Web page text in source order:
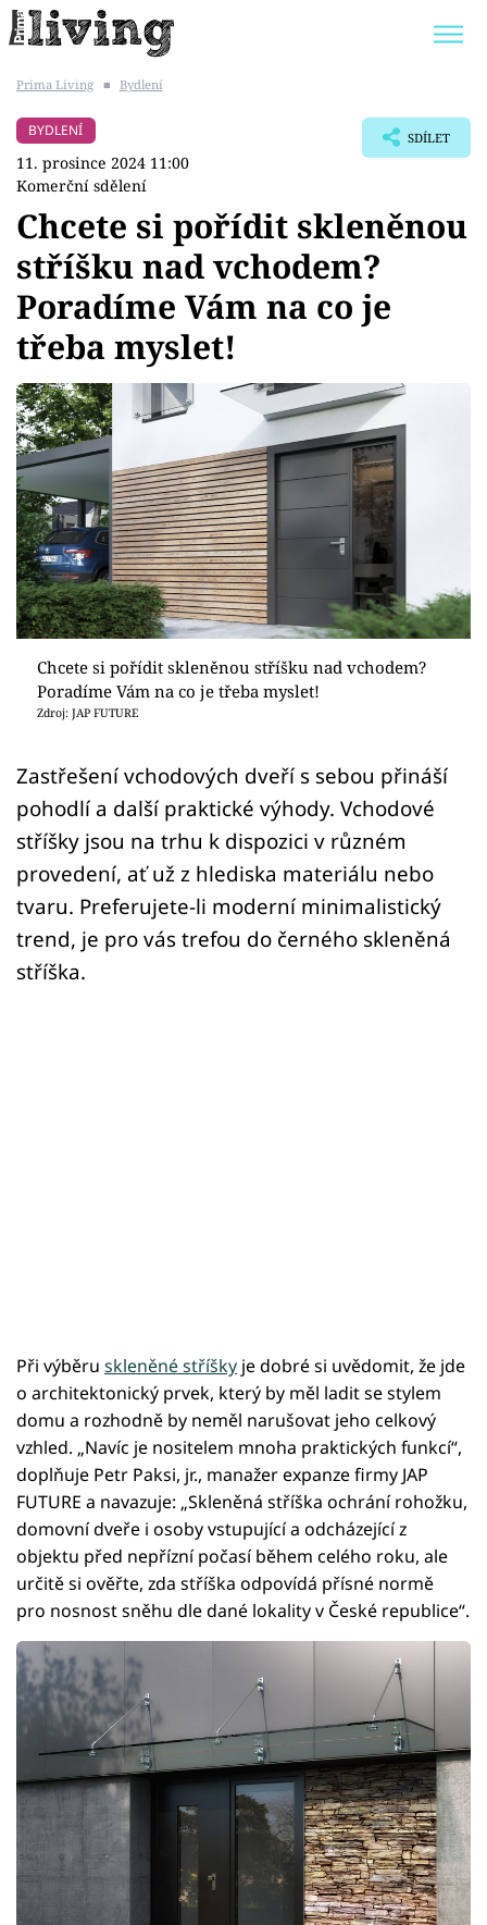
BYDLENÍ SLAVNÝCH
Témata
Bydlení
Zahrada
Design
Sledujte prima+
Přihlášení
Sledujte nás
Prima Living ■ Bydlení
BYDLENÍ
11. prosince 2024 11:00
Komerční sdělení
SDÍLET
Chcete si pořídit skleněnou
stříšku nad vchodem?
Poradíme Vám na co je
třeba myslet!
Chcete si pořídit skleněnou stříšku nad vchodem?
Poradíme Vám na co je třeba myslet!
Zdroj: JAP FUTURE
Zastřešení vchodových dveří s sebou přináší
pohodlí a další praktické výhody. Vchodové
stříšky jsou na trhu k dispozici v různém
provedení, ať už z hlediska materiálu nebo
tvaru. Preferujete-li moderní minimalistický
trend, je pro vás trefou do černého skleněná
stříška.
Při výběru skleněné stříšky je dobré si uvědomit, že jde
o architektonický prvek, který by měl ladit se stylem
domu a rozhodně by neměl narušovat jeho celkový
vzhled. „Navíc je nositelem mnoha praktických funkcí“,
doplňuje Petr Paksi, jr., manažer expanze firmy JAP
FUTURE a navazuje: „Skleněná stříška ochrání rohožku,
domovní dveře i osoby vstupující a odcházející z
objektu před nepřízní počasí během celého roku, ale
určitě si ověřte, zda stříška odpovídá přísné normě
pro nosnost sněhu dle dané lokality v České republice“.